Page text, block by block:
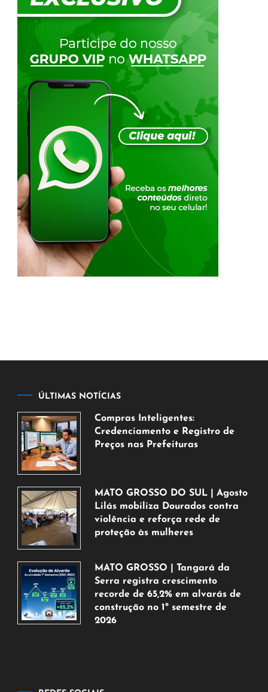
ÚLTIMAS NOTÍCIAS
Compras Inteligentes:
Credenciamento e Registro de
Preços nas Prefeituras
agosto
de
2026
MATO GROSSO DO SUL | Agosto
Lilás mobiliza Dourados contra
violência e reforça rede de
proteção às mulheres
de
agosto
de
2026
MATO GROSSO | Tangará da
Serra registra crescimento
recorde de 65,2% em alvarás de
construção no 1º semestre de
2026